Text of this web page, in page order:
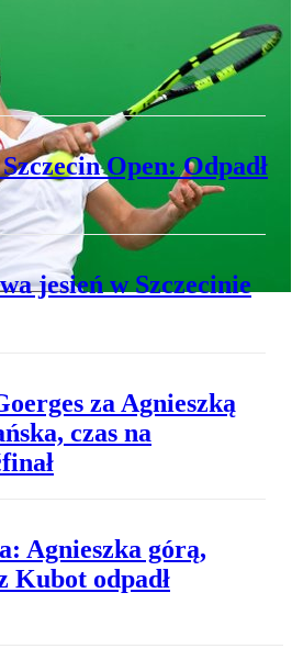
Zagrają Janowicz i
Open: Odpadł
jesień w Szczecinie
za Agnieszką
czas na
Agnieszka górą,
Kubot odpadł